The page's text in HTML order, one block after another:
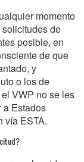
momento
de
posible, en
de que
y
o los de
VWP no se les
a Estados
vía ESTA.